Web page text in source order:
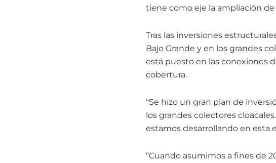
tiene como eje la ampliación
Tras las inversiones
Bajo Grande y en los grandes
está puesto en las conexiones
cobertura.
“Se hizo un gran plan de
los grandes colectores
estamos desarrollando en esta
“Cuando asumimos a fines de